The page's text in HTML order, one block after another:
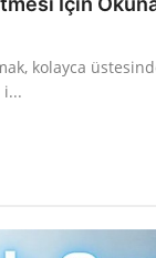
kolayca
i...